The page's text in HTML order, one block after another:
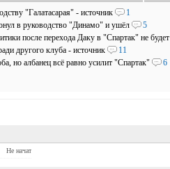
"Галатасарая" - источник
1
в руководство "Динамо" и ушёл
5
после перехода Даку в "Спартак" не будет
другого клуба - источник
11
но албанец всё равно усилит "Спартак"
6
Не начат